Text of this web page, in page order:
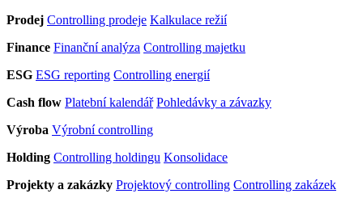
Prodej Controlling prodeje Kalkulace režií
Finance Finanční analýza Controlling majetku
ESG ESG reporting Controlling energií
Cash flow Platební kalendář Pohledávky a závazky
Výroba Výrobní controlling
Holding Controlling holdingu Konsolidace
Projekty a zakázky Projektový controlling Controlling zakázek